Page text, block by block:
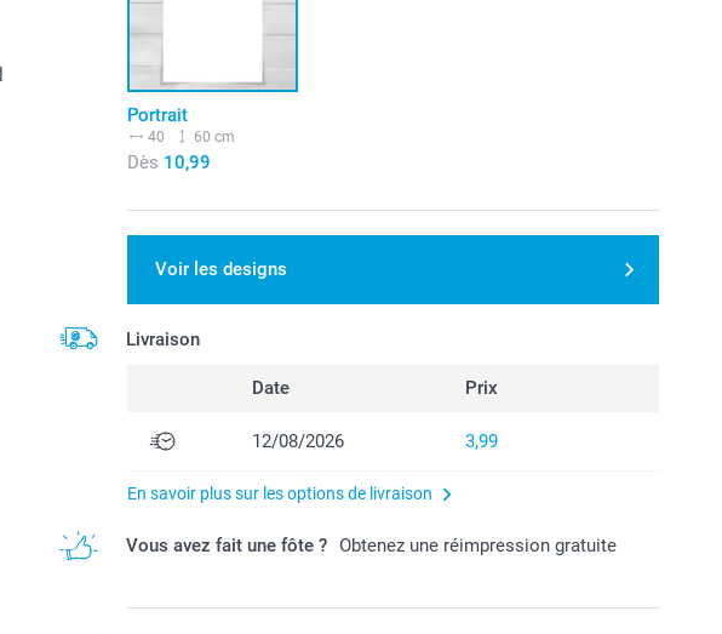
Portrait
40 60 cm
Dès 10,99
Voir les designs
Livraison
Date Prix
12/08/2026 3,99
En savoir plus sur les options de livraison
Vous avez fait une fôte ? Obtenez une réimpression gratuite